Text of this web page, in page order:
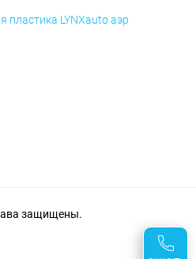
пластика LYNXauto аэр
защищены.